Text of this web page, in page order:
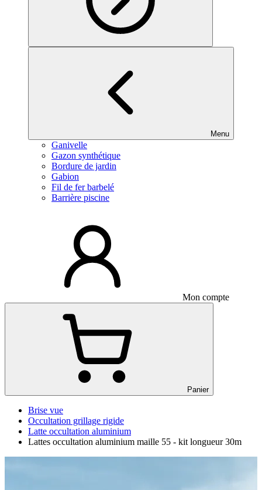
Menu
Ganivelle
Gazon synthétique
Bordure de jardin
Gabion
Fil de fer barbelé
Barrière piscine
Mon compte
Panier
Brise vue
Occultation grillage rigide
Latte occultation aluminium
Lattes occultation aluminium maille 55 - kit longueur 30m